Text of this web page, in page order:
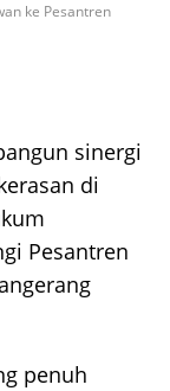
ke Pesantren
sinergi
di
Pesantren
penuh